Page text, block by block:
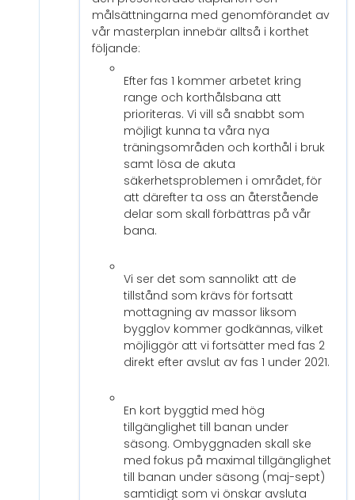
målsättningarna med genomförandet av
vår masterplan innebär alltså i korthet
följande:
Efter fas 1 kommer arbetet kring
range och korthålsbana att
prioriteras. Vi vill så snabbt som
möjligt kunna ta våra nya
träningsområden och korthål i bruk
samt lösa de akuta
säkerhetsproblemen i området, för
att därefter ta oss an återstående
delar som skall förbättras på vår
bana.
Vi ser det som sannolikt att de
tillstånd som krävs för fortsatt
mottagning av massor liksom
bygglov kommer godkännas, vilket
möjliggör att vi fortsätter med fas 2
direkt efter avslut av fas 1 under 2021.
En kort byggtid med hög
tillgänglighet till banan under
säsong. Ombyggnaden skall ske
med fokus på maximal tillgänglighet
till banan under säsong (maj-sept)
samtidigt som vi önskar avsluta